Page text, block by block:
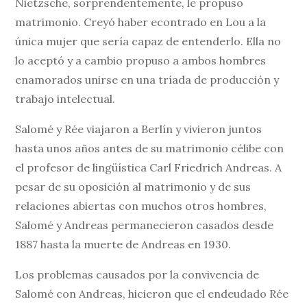
Nietzsche, sorprendentemente, le propuso
matrimonio. Creyó haber econtrado en Lou a la
única mujer que sería capaz de entenderlo. Ella no
lo aceptó y a cambio propuso a ambos hombres
enamorados unirse en una tríada de producción y
trabajo intelectual.
Salomé y Rée viajaron a Berlín y vivieron juntos
hasta unos años antes de su matrimonio célibe con
el profesor de lingüística Carl Friedrich Andreas. A
pesar de su oposición al matrimonio y de sus
relaciones abiertas con muchos otros hombres,
Salomé y Andreas permanecieron casados desde
1887 hasta la muerte de Andreas en 1930.
Los problemas causados por la convivencia de
Salomé con Andreas, hicieron que el endeudado Rée